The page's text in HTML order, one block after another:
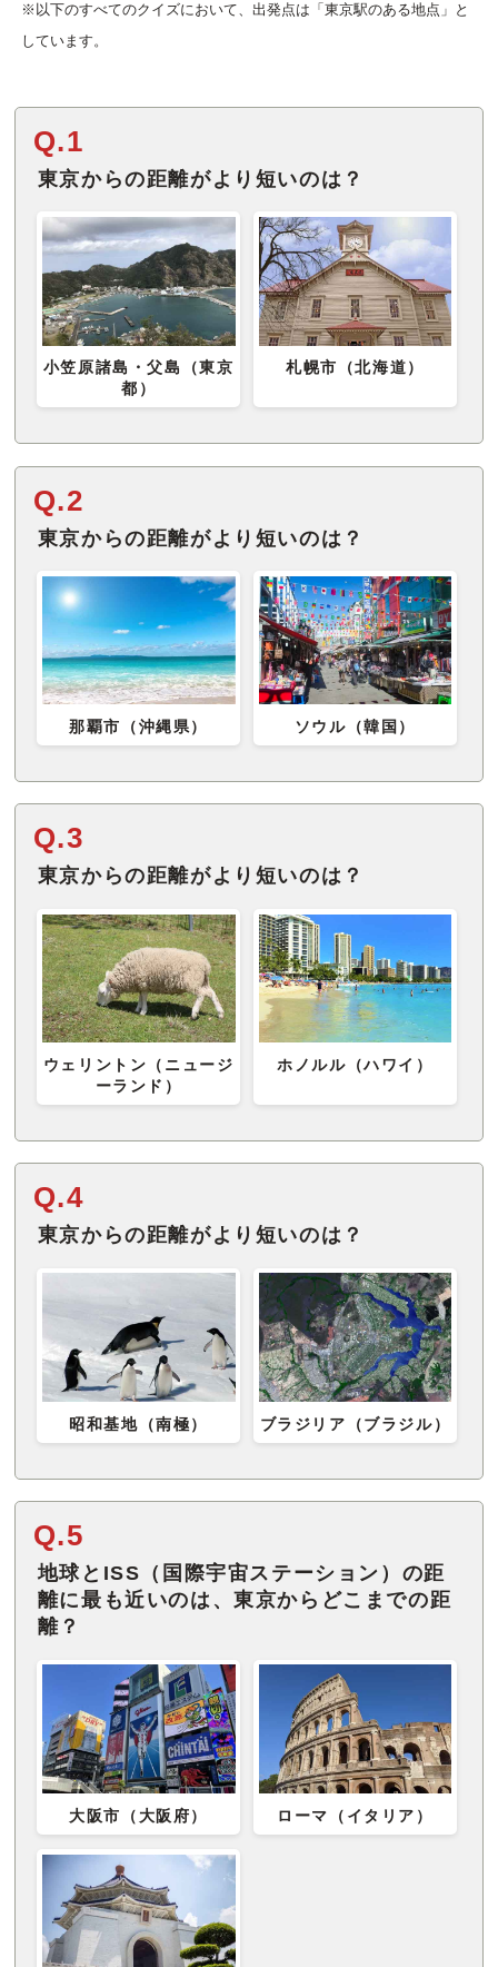
※以下のすべてのクイズにおいて、出発点は「東京駅のある地点」と
しています。
Q.1
東京からの距離がより短いのは？
小笠原諸島・父島（東京
都）
札幌市（北海道）
Q.2
東京からの距離がより短いのは？
那覇市（沖縄県） ソウル（韓国）
Q.3
東京からの距離がより短いのは？
ウェリントン（ニュージ
ーランド）
ホノルル（ハワイ）
Q.4
東京からの距離がより短いのは？
昭和基地（南極） ブラジリア（ブラジル）
Q.5
地球とISS（国際宇宙ステーション）の距
離に最も近いのは、東京からどこまでの距
離？
大阪市（大阪府） ローマ（イタリア）